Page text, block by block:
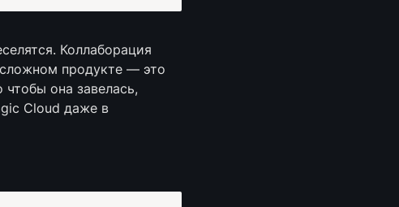
Коллаборация
продукте — это
она завелась,
Cloud даже в